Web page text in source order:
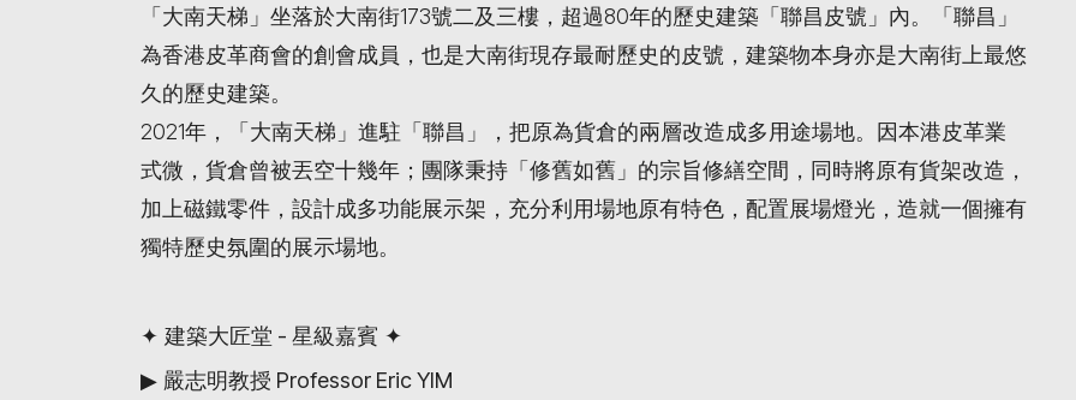
「大南天梯」坐落於大南街173號二及三樓，超過80年的歷史建築「聯昌皮號」內。「聯昌」
為香港皮革商會的創會成員，也是大南街現存最耐歷史的皮號，建築物本身亦是大南街上最悠
久的歷史建築。
2021年，「大南天梯」進駐「聯昌」，把原為貨倉的兩層改造成多用途場地。因本港皮革業
式微，貨倉曾被丟空十幾年；團隊秉持「修舊如舊」的宗旨修繕空間，同時將原有貨架改造，
加上磁鐵零件，設計成多功能展示架，充分利用場地原有特色，配置展場燈光，造就一個擁有
獨特歷史氛圍的展示場地。
✦ 建築大匠堂 - 星級嘉賓 ✦
▶ 嚴志明教授 Professor Eric YIM